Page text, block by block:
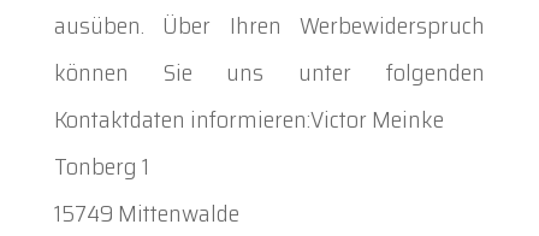
ausüben. Über Ihren Werbewiderspruch
können Sie uns unter folgenden
Kontaktdaten informieren:Victor Meinke
Tonberg 1
15749 Mittenwalde